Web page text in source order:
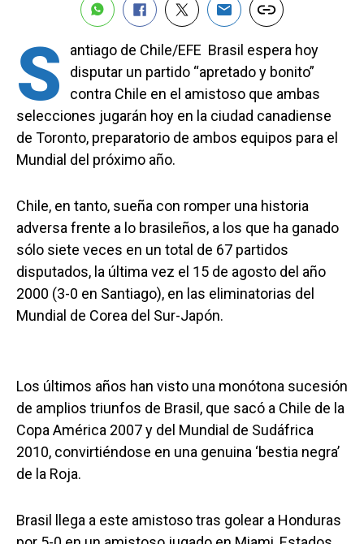
S
antiago de Chile/EFE  Brasil espera hoy
disputar un partido “apretado y bonito”
contra Chile en el amistoso que ambas
selecciones jugarán hoy en la ciudad canadiense
de Toronto, preparatorio de ambos equipos para el
Mundial del próximo año.
Chile, en tanto, sueña con romper una historia
adversa frente a lo brasileños, a los que ha ganado
sólo siete veces en un total de 67 partidos
disputados, la última vez el 15 de agosto del año
2000 (3-0 en Santiago), en las eliminatorias del
Mundial de Corea del Sur-Japón.
Los últimos años han visto una monótona sucesión
de amplios triunfos de Brasil, que sacó a Chile de la
Copa América 2007 y del Mundial de Sudáfrica
2010, convirtiéndose en una genuina ‘bestia negra’
de la Roja.
Brasil llega a este amistoso tras golear a Honduras